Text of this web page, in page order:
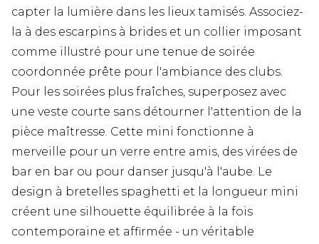
capter la lumière dans les lieux tamisés. Associez-
la à des escarpins à brides et un collier imposant
comme illustré pour une tenue de soirée
coordonnée prête pour l'ambiance des clubs.
Pour les soirées plus fraîches, superposez avec
une veste courte sans détourner l'attention de la
pièce maîtresse. Cette mini fonctionne à
merveille pour un verre entre amis, des virées de
bar en bar ou pour danser jusqu'à l'aube. Le
design à bretelles spaghetti et la longueur mini
créent une silhouette équilibrée à la fois
contemporaine et affirmée - un véritable